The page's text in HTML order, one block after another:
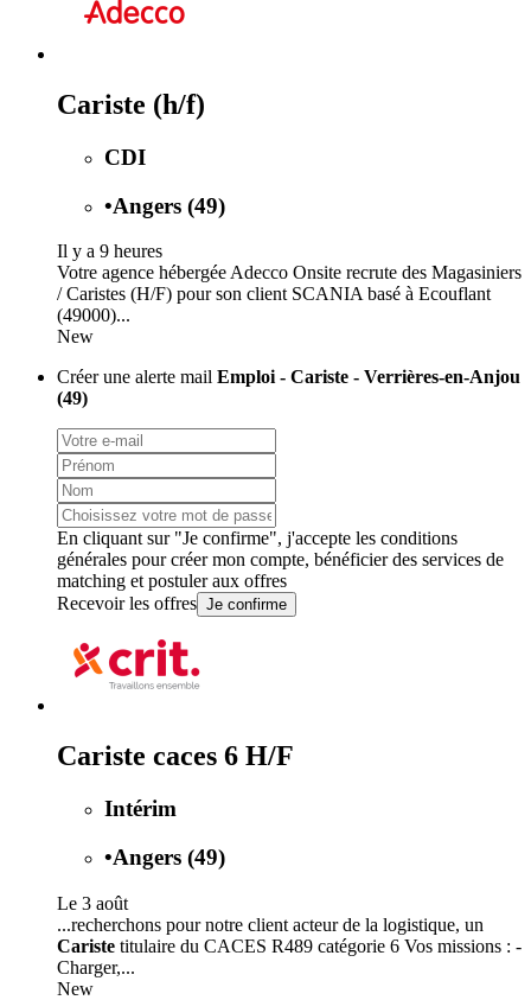
Cariste (h/f)
CDI
•Angers (49)
Il y a 9 heures
Votre agence hébergée Adecco Onsite recrute des Magasiniers
/ Caristes (H/F) pour son client SCANIA basé à Ecouflant
(49000)...
New
Créer une alerte mail Emploi - Cariste - Verrières-en-Anjou
(49)
En cliquant sur "Je confirme", j'accepte les conditions
générales pour créer mon compte, bénéficier des services de
matching et postuler aux offres
Recevoir les offres Je confirme
Cariste caces 6 H/F
Intérim
•Angers (49)
Le 3 août
...recherchons pour notre client acteur de la logistique, un
Cariste titulaire du CACES R489 catégorie 6 Vos missions : -
Charger,...
New